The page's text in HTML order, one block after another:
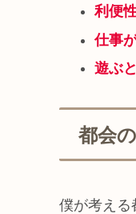
利便
仕事
遊ぶ
都会
僕が考える